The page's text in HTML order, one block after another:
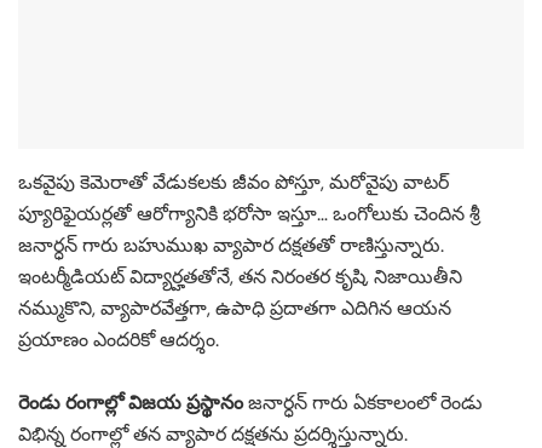
ఒకవైపు కెమెరాతో వేడుకలకు జీవం పోస్తూ, మరోవైపు వాటర్
ప్యూరిఫైయర్లతో ఆరోగ్యానికి భరోసా ఇస్తూ… ఒంగోలుకు చెందిన శ్రీ
జనార్ధన్ గారు బహుముఖ వ్యాపార దక్షతతో రాణిస్తున్నారు.
ఇంటర్మీడియట్ విద్యార్హతతోనే, తన నిరంతర కృషి, నిజాయితీని
నమ్ముకొని, వ్యాపారవేత్తగా, ఉపాధి ప్రదాతగా ఎదిగిన ఆయన
ప్రయాణం ఎందరికో ఆదర్శం.
రెండు రంగాల్లో విజయ ప్రస్థానంజనార్ధన్ గారు ఏకకాలంలో రెండు
విభిన్న రంగాల్లో తన వ్యాపార దక్షతను ప్రదర్శిస్తున్నారు.